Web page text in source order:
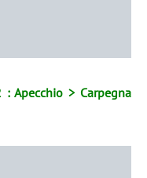
Apecchio > Carpegna